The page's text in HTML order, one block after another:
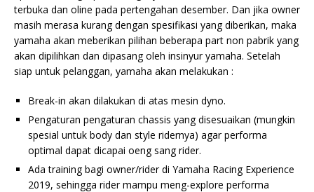
terbuka dan oline pada pertengahan desember. Dan jika owner
masih merasa kurang dengan spesifikasi yang diberikan, maka
yamaha akan meberikan pilihan beberapa part non pabrik yang
akan dipilihkan dan dipasang oleh insinyur yamaha. Setelah
siap untuk pelanggan, yamaha akan melakukan :
Break-in akan dilakukan di atas mesin dyno.
Pengaturan pengaturan chassis yang disesuaikan (mungkin
spesial untuk body dan style ridernya) agar performa
optimal dapat dicapai oeng sang rider.
Ada training bagi owner/rider di Yamaha Racing Experience
2019, sehingga rider mampu meng-explore performa